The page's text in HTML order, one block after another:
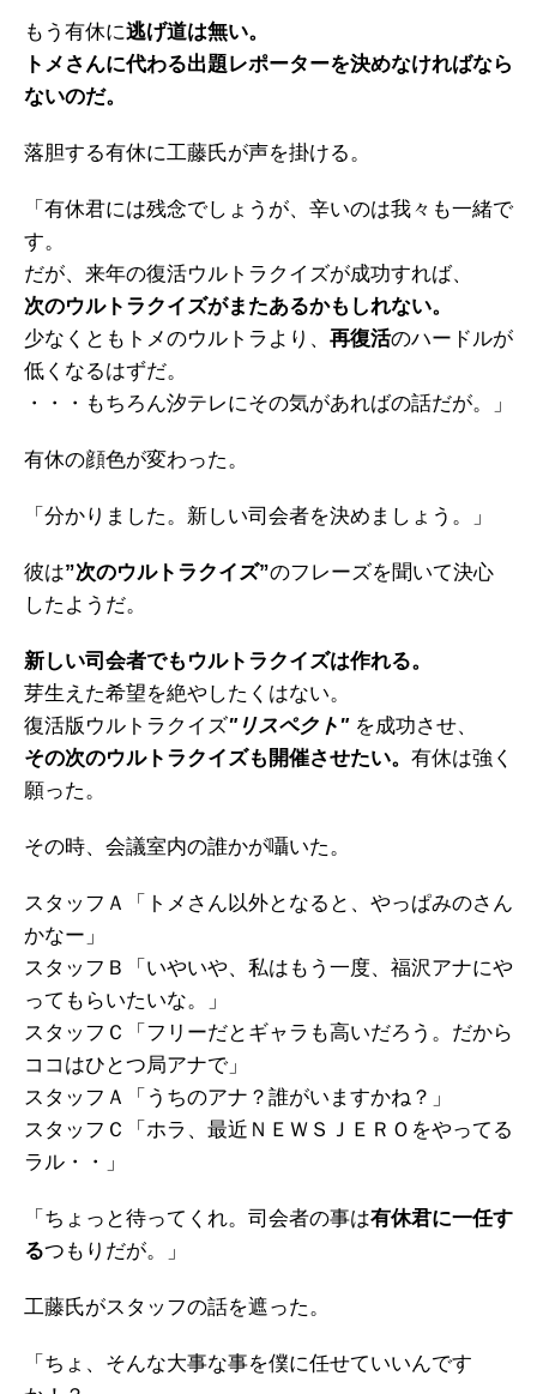
もう有休に逃げ道は無い。
トメさんに代わる出題レポーターを決めなければなら
ないのだ。
落胆する有休に工藤氏が声を掛ける。
「有休君には残念でしょうが、辛いのは我々も一緒で
す。
だが、来年の復活ウルトラクイズが成功すれば、
次のウルトラクイズがまたあるかもしれない。
少なくともトメのウルトラより、 再復活のハードルが
低くなるはずだ。
・・・もちろん汐テレにその気があればの話だが。」
有休の顔色が変わった。
「分かりました。新しい司会者を決めましょう。」
彼は”次のウルトラクイズ”のフレーズを聞いて決心
したようだ。
新しい司会者でもウルトラクイズは作れる。
芽生えた希望を絶やしたくはない。
復活版ウルトラクイズ"リスペクト"を成功させ、
その次のウルトラクイズも開催させたい。 有休は強く
願った。
その時、会議室内の誰かが囁いた。
スタッフＡ「トメさん以外となると、やっぱみのさん
かなー」
スタッフＢ「いやいや、私はもう一度、福沢アナにや
ってもらいたいな。」
スタッフＣ「フリーだとギャラも高いだろう。だから
ココはひとつ局アナで」
スタッフＡ「うちのアナ？誰がいますかね？」
スタッフＣ「ホラ、最近ＮＥＷＳＪＥＲＯをやってる
ラル・・」
「ちょっと待ってくれ。司会者の事は有休君に一任す
るつもりだが。」
工藤氏がスタッフの話を遮った。
「ちょ、そんな大事な事を僕に任せていいんです